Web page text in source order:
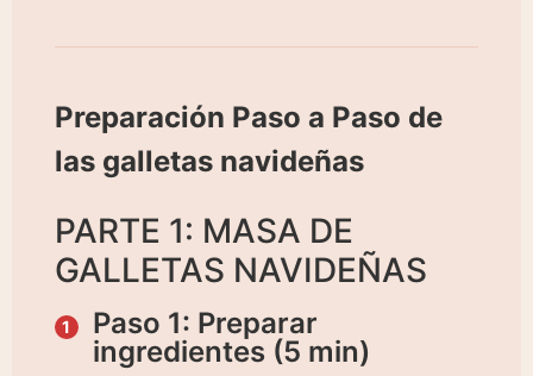
Preparación Paso a Paso de
las galletas navideñas
PARTE 1: MASA DE
GALLETAS NAVIDEÑAS
Paso 1: Preparar
ingredientes (5 min)